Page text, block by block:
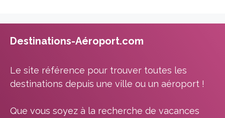
Destinations-Aéroport.com
Le site référence pour trouver toutes les
destinations depuis une ville ou un aéroport !
Que vous soyez à la recherche de vacances